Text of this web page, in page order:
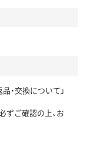
・交換について」
必ずご確認の上、お